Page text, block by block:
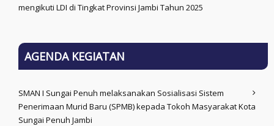
mengikuti LDI di Tingkat Provinsi Jambi Tahun 2025
AGENDA KEGIATAN
SMAN I Sungai Penuh melaksanakan Sosialisasi Sistem
Penerimaan Murid Baru (SPMB) kepada Tokoh Masyarakat Kota
Sungai Penuh Jambi